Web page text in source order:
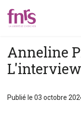
Anneline
L'interview
Publié le 03 octobre